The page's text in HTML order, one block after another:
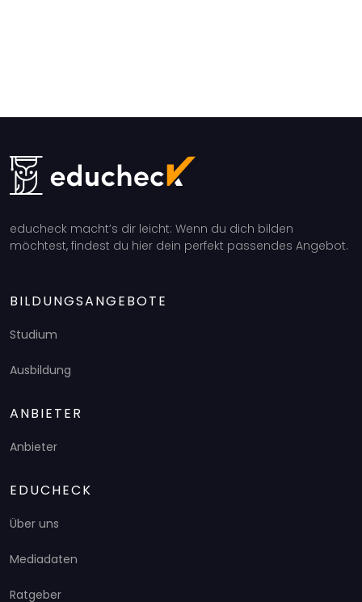
educheck macht’s dir leicht: Wenn du dich bilden
möchtest, findest du hier dein perfekt passendes Angebot.
BILDUNGSANGEBOTE
Studium
Ausbildung
ANBIETER
Anbieter
EDUCHECK
Über uns
Mediadaten
Ratgeber